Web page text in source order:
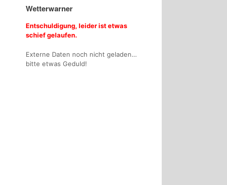
Wetterwarner
Entschuldigung, leider ist etwas
schief gelaufen.
Externe Daten noch nicht geladen…
bitte etwas Geduld!